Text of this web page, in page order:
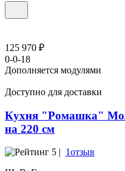
125 970 ₽
0-0-18
Дополняется модулями
Доступно для доставки
Кухня "Ромашка"
на 220 см
5 | 1отзыв